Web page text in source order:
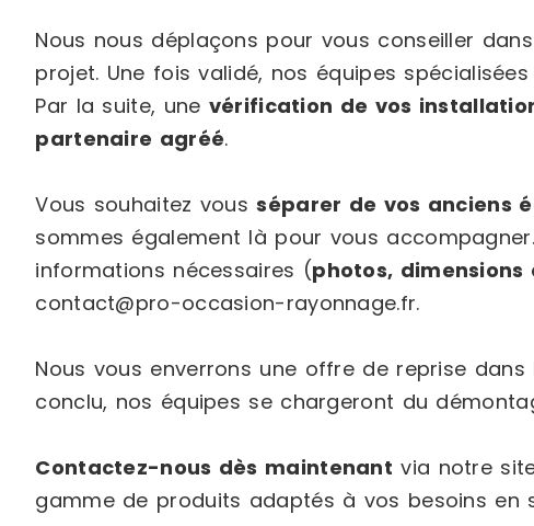
Nous nous déplaçons pour vous conseiller
projet. Une fois validé, nos équipes
Par la suite, une vérification de vos
partenaire agréé.
Vous souhaitez vousséparer de vos anciens
sommes également là pour vous
informations nécessaires (photos,
contact@pro-occasion-rayonnage.fr.
Nous vous enverrons une offre de reprise dans
conclu, nos équipes se chargeront du
Contactez-nous dès maintenant via notre
gamme de produits adaptés à vos besoins en